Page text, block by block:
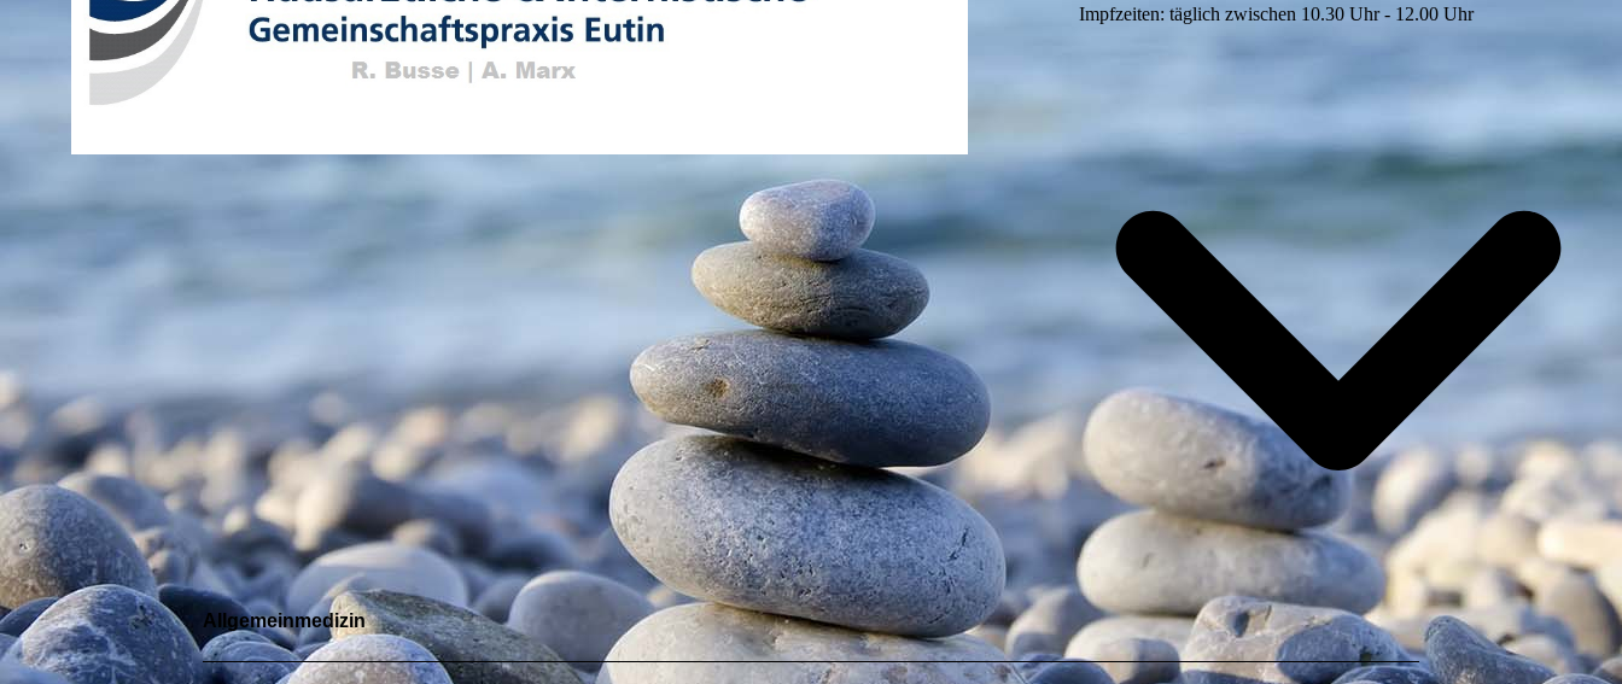
Impfzeiten: täglich zwischen 10.30 Uhr - 12.00 Uhr
Allgemeinmedizin